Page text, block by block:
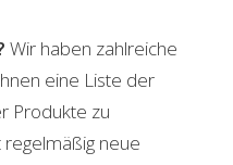
Wir haben zahlreiche
eine Liste der
Produkte zu
neue